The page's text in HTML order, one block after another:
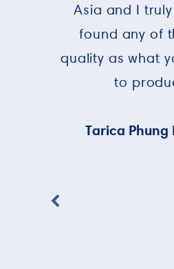
Asia and I
found any of
quality as what
to
Tarica Phung